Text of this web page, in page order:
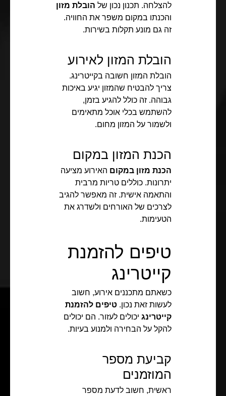
להצלחה. תכנון נכון של הובלת מזון
והכנתו במקום משפר את החוויה.
זה גם מונע תקלות בשירות.
הובלת המזון לאירוע
הובלת המזון חשובה בקייטרינג.
צריך להבטיח שהמזון יגיע באיכות
גבוהה. זה כולל להגיע בזמן,
להשתמש בכלי אוכל מתאימים
ולשמור על המזון מחום.
הכנת המזון במקום
הכנת מזון במקום האירוע מציעה
יתרונות. כוללים טריות מרבית
והתאמה אישית. זה מאפשר להגיב
לצרכים של האורחים ולשדרג את
הטעימות.
טיפים להזמנת
קייטרינג
כשאתם מתכננים אירוע, חשוב
לעשות זאת נכון. טיפים להזמנת
קייטרינג יכולים לעזור. הם יכולים
להקל על הבחירה ולמנוע בעיות.
קביעת מספר
המוזמנים
ראשית, חשוב לדעת מספר